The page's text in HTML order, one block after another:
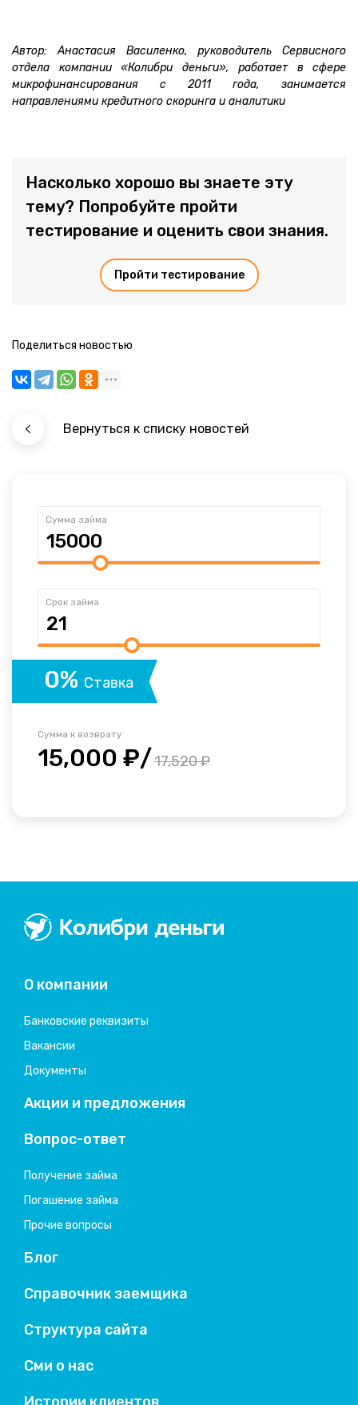
Автор: Анастасия Василенко, руководитель Сервисного
отдела компании «Колибри деньги», работает в сфере
микрофинансирования с 2011 года, занимается
направлениями кредитного скоринга и аналитики
Насколько хорошо вы знаете эту
тему? Попробуйте пройти
тестирование и оценить свои знания.
Пройти тестирование
Вернуться к списку новостей
Поделиться новостью
Сумма займа
Срок займа
0% Ставка
Сумма к возврату
15,000 ₽/17,520 ₽
О компании
Банковские реквизиты
Вакансии
Документы
Акции и предложения
Вопрос-ответ
Получение займа
Погашение займа
Прочие вопросы
Блог
Справочник заемщика
Структура сайта
Сми о нас